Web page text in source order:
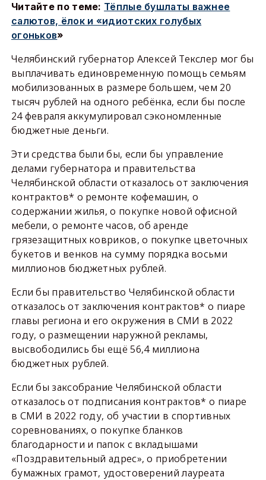
Читайте по теме: Тёплые бушлаты важнее
салютов, ёлок и «идиотских голубых
огоньков»
Челябинский губернатор Алексей Текслер мог бы
выплачивать единовременную помощь семьям
мобилизованных в размере большем, чем 20
тысяч рублей на одного ребёнка, если бы после
24 февраля аккумулировал сэкономленные
бюджетные деньги.
Эти средства были бы, если бы управление
делами губернатора и правительства
Челябинской области отказалось от заключения
контрактов* о ремонте кофемашин, о
содержании жилья, о покупке новой офисной
мебели, о ремонте часов, об аренде
грязезащитных ковриков, о покупке цветочных
букетов и венков на сумму порядка восьми
миллионов бюджетных рублей.
Если бы правительство Челябинской области
отказалось от заключения контрактов* о пиаре
главы региона и его окружения в СМИ в 2022
году, о размещении наружной рекламы,
высвободились бы ещё 56,4 миллиона
бюджетных рублей.
Если бы заксобрание Челябинской области
отказалось от подписания контрактов* о пиаре
в СМИ в 2022 году, об участии в спортивных
соревнованиях, о покупке бланков
благодарности и папок с вкладышами
«Поздравительный адрес», о приобретении
бумажных грамот, удостоверений лауреата